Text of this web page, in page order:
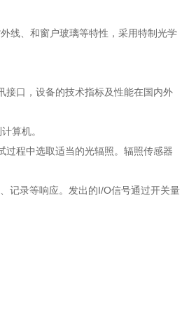
线、和窗户玻璃等特性，采用特制光学
接口，设备的技术指标及性能在国内外
算机。
过程中选取适当的光辐照。辐照传感器
记录等响应。发出的I/O信号通过开关量